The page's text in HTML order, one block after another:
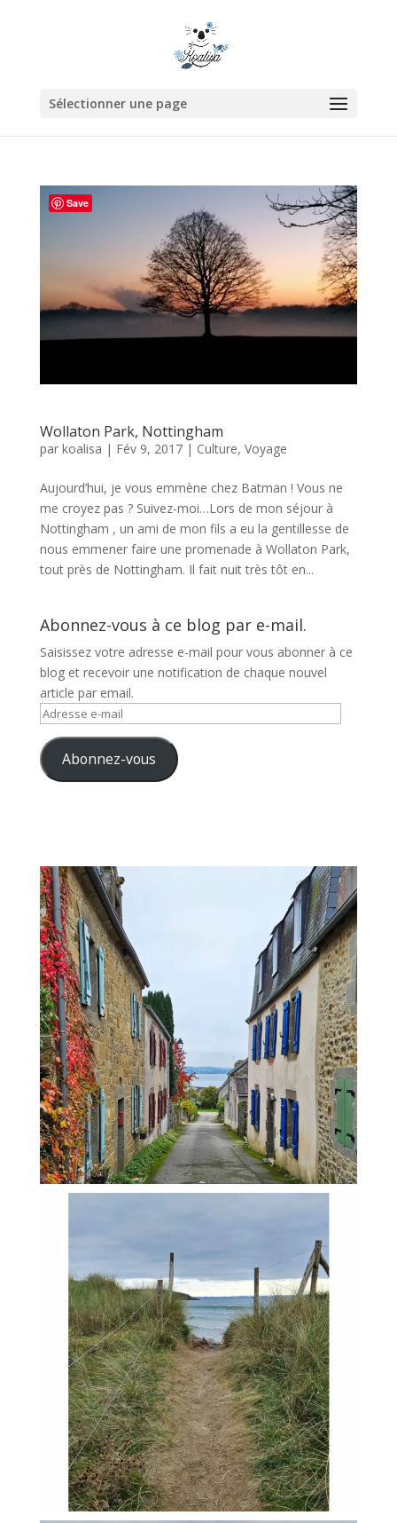
Sélectionner une page
Wollaton Park, Nottingham
par koalisa | Fév 9, 2017| Culture, Voyage
Aujourd’hui, je vous emmène chez Batman ! Vous ne
me croyez pas ? Suivez-moi…Lors de mon séjour à
Nottingham , un ami de mon fils a eu la gentillesse de
nous emmener faire une promenade à Wollaton Park,
tout près de Nottingham. Il fait nuit très tôt en...
Abonnez-vous à ce blog par e-mail.
Saisissez votre adresse e-mail pour vous abonner à ce
blog et recevoir une notification de chaque nouvel
article par email.
Adresse
mail Abonnez-vous
Save